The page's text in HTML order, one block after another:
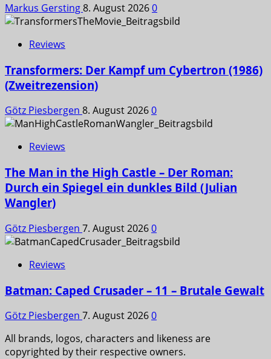
Markus Gersting8. August 20260
Reviews
Transformers: Der Kampf um Cybertron (1986)
(Zweitrezension)
Götz Piesbergen 8. August 20260
Reviews
The Man in the High Castle – Der Roman:
Durch ein Spiegel ein dunkles Bild (Julian
Wangler)
Götz Piesbergen 7. August 20260
Reviews
Batman: Caped Crusader – 11 – Brutale Gewalt
Götz Piesbergen 7. August 20260
All brands, logos, characters and likeness are
copyrighted by their respective owners.